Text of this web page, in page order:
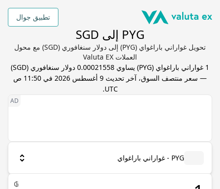
تطبيق جوال
PYG إلى SGD
تحويل غواراني باراغواي (PYG) إلى دولار سنغافوري (SGD) مع محول
العملات Valuta EX
1 غواراني باراغواي (
PYG) يساوي 0.00021558 دولار سنغافوري (
SGD
)
— سعر منتصف السوق، آخر تحديث
9 أغسطس 2026 في 11:50 ص
UTC
.
PYG - غواراني باراغواي
₲